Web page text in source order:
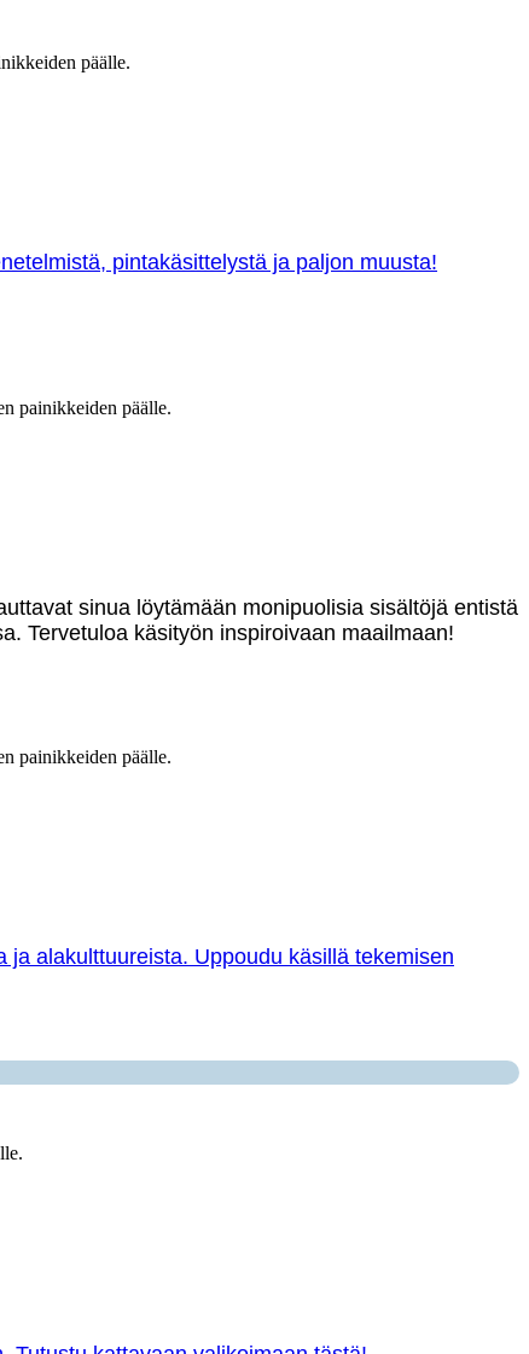
päälle.
pintakäsittelystä ja paljon muusta!
painikkeiden päälle.
sinua löytämään monipuolisia sisältöjä entistä
Tervetuloa käsityön inspiroivaan maailmaan!
painikkeiden päälle.
alakulttuureista. Uppoudu käsillä tekemisen